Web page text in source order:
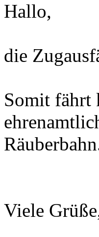
Hallo,
die
Somit fährt
Viele